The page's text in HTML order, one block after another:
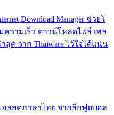
Download Manager ช่วยโ
ความเร็ว ดาวน์โหลดไฟล์ เพล
ด จาก Thaiware ไว้ใจได้แน่น
อลสดภาษาไทย จากลีกฟุตบอล